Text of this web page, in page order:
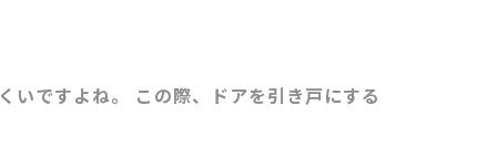
いですよね。 この際、ドアを引き戸にする